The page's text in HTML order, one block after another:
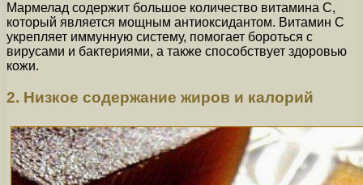
Мармелад содержит большое количество витамина C,
который является мощным антиоксидантом. Витамин C
укрепляет иммунную систему, помогает бороться с
вирусами и бактериями, а также способствует здоровью
кожи.
2. Низкое содержание жиров и калорий